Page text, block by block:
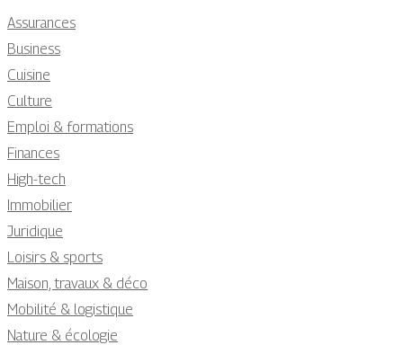
Assurances
Business
Cuisine
Culture
Emploi & formations
Finances
High-tech
Immobilier
Juridique
Loisirs & sports
Maison, travaux & déco
Mobilité & logistique
Nature & écologie